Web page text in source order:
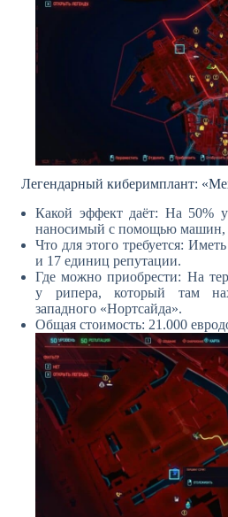
Легендарный киберимплант:
Какой эффект даёт: На 50%
наносимый с помощью машин,
Что для этого требуется:
и 17 единиц репутации.
Где можно приобрести: На
у рипера, который там
западного «Нортсайда».
Общая стоимость: 21.000